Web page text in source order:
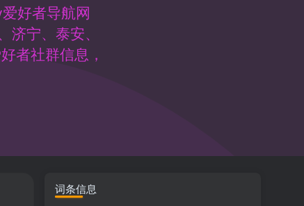
好者导航网
宁、泰安、
者社群信息，
词条信息